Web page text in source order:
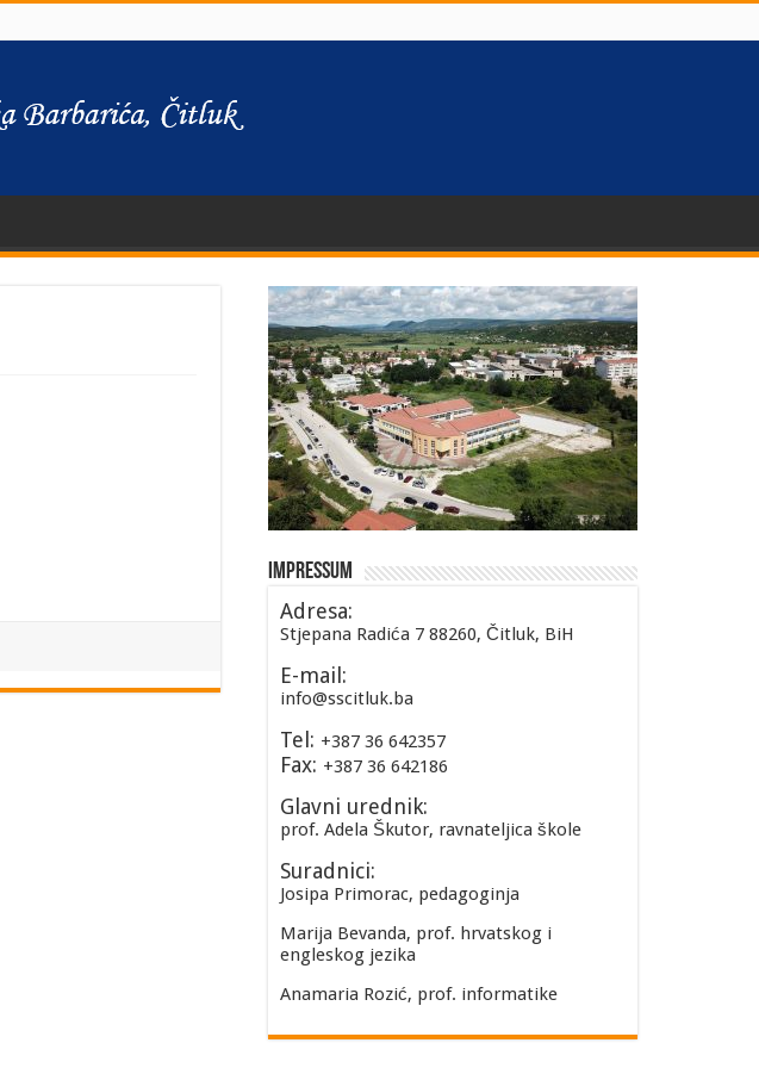
Impressum
Adresa:
Stjepana Radića 7 88260, Čitluk, BiH
E-mail:
info@sscitluk.ba
Tel: +387 36 642357
Fax: +387 36 642186
Glavni urednik:
prof. Adela Škutor, ravnateljica škole
Suradnici:
Josipa Primorac, pedagoginja
Marija Bevanda, prof. hrvatskog i
engleskog jezika
Anamaria Rozić, prof. informatike